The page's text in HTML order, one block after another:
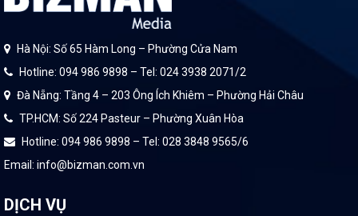
Hà Nội: Số 65 Hàm Long – Phường Cửa Nam
Hotline: 094 986 9898 – Tel: 024 3938 2071/2
Đà Nẵng: Tầng 4 – 203 Ông Ích Khiêm – Phường Hải Châu
TP.HCM: Số 224 Pasteur – Phường Xuân Hòa
Hotline: 094 986 9898 – Tel: 028 3848 9565/6
Email: info@bizman.com.vn
DỊCH VỤ